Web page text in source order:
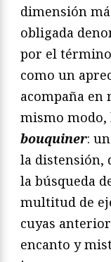
dimensión
obligada
por el término
como un
acompaña en
mismo modo,
bouquiner:
la distensión,
la búsqueda
multitud de
cuyas
encanto y